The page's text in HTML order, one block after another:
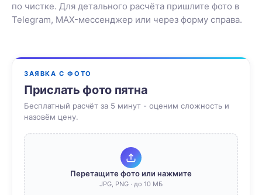
по чистке. Для детального расчёта пришлите фото в
Telegram, MAX-мессенджер или через форму справа.
ЗАЯВКА С ФОТО
Прислать фото пятна
Бесплатный расчёт за 5 минут - оценим сложность и
назовём цену.
Перетащите фото или нажмите
JPG, PNG · до 10 МБ